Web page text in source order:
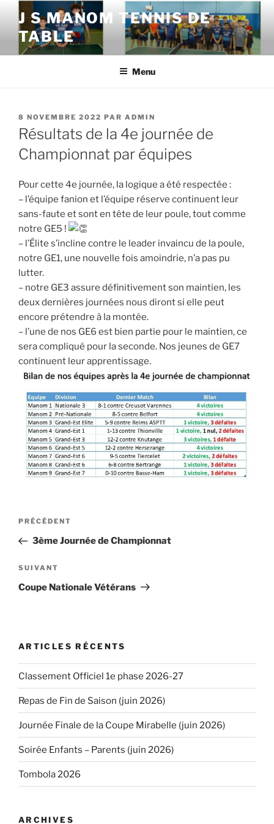
contenu
principal
J S MANOM TENNIS DE
TABLE
Menu
PUBLIÉ
LE
8 NOVEMBRE 2022 PAR ADMIN
Résultats de la 4e journée de
Championnat par équipes
Pour cette 4e journée, la logique a été respectée :
– l’équipe fanion et l’équipe réserve continuent leur
sans-faute et sont en tête de leur poule, tout comme
notre GE5 !
– l’Élite s’incline contre le leader invaincu de la poule,
notre GE1, une nouvelle fois amoindrie, n’a pas pu
lutter.
– notre GE3 assure définitivement son maintien, les
deux dernières journées nous diront si elle peut
encore prétendre à la montée.
– l’une de nos GE6 est bien partie pour le maintien, ce
sera compliqué pour la seconde. Nos jeunes de GE7
continuent leur apprentissage.
Navigation
l’article
Article
précédent
PRÉCÉDENT
3ème Journée de Championnat
Article
suivant
SUIVANT
Coupe Nationale Vétérans
ARTICLES RÉCENTS
Classement Officiel 1e phase 2026-27
Repas de Fin de Saison (juin 2026)
Journée Finale de la Coupe Mirabelle (juin 2026)
Soirée Enfants – Parents (juin 2026)
Tombola 2026
ARCHIVES